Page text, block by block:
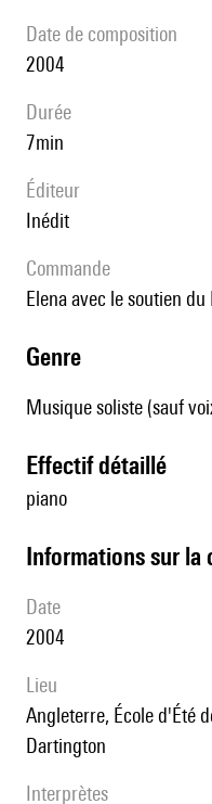
date de composition
2004
durée
7min
éditeur
Inédit
Commande
Elena avec le soutien
genre
Musique soliste (sauf
effectif détaillé
piano
informations sur la
date
2004
lieu
Angleterre, École d'Été de Musique Internationale de
Dartington
interprètes